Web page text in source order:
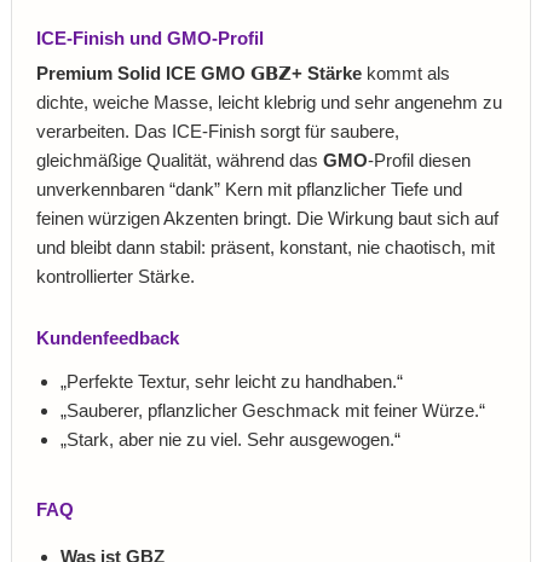
ICE-Finish und GMO-Profil
Premium Solid ICE GMO 𝗚𝗕𝗭+ Stärke kommt als
dichte, weiche Masse, leicht klebrig und sehr angenehm zu
verarbeiten. Das ICE-Finish sorgt für saubere,
gleichmäßige Qualität, während das GMO-Profil diesen
unverkennbaren “dank” Kern mit pflanzlicher Tiefe und
feinen würzigen Akzenten bringt. Die Wirkung baut sich auf
und bleibt dann stabil: präsent, konstant, nie chaotisch, mit
kontrollierter Stärke.
Kundenfeedback
„Perfekte Textur, sehr leicht zu handhaben.“
„Sauberer, pflanzlicher Geschmack mit feiner Würze.“
„Stark, aber nie zu viel. Sehr ausgewogen.“
FAQ
Was ist GBZ